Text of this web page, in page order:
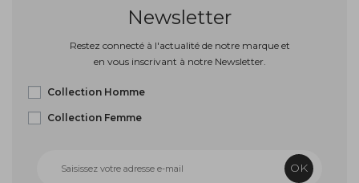
Newsletter
Restez connecté à l'actualité de notre marque et
en vous inscrivant à notre Newsletter.
Collection Homme
Collection Femme
OK